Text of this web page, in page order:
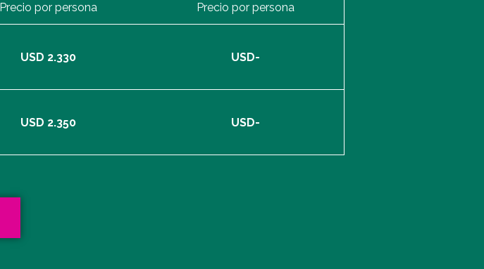
Precio por persona
Precio por persona
USD 2.330 USD-
USD 2.350 USD-